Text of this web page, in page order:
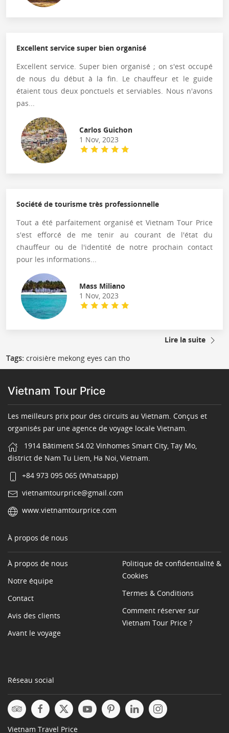
Excellent service super bien organisé
Excellent service. Super bien organisé ; on s'est occupé
de nous du début à la fin. Le chauffeur et le guide
étaient tous deux ponctuels et serviables. Nous n'avons
pas...
Carlos Guichon
1 Nov, 2023
Société de tourisme très professionnelle
Tout a été parfaitement organisé et Vietnam Tour Price
s'est efforcé de me tenir au courant de l'état du
chauffeur ou de l'identité de notre prochain contact
pour les informations...
Mass Miliano
1 Nov, 2023
Lire la suite
Tags: croisière mekong eyes can tho
Vietnam Tour Price
Les meilleurs prix pour des circuits au Vietnam. Conçus et
organisés par une agence de voyage locale Vietnam.
1914 Bâtiment S4.02 Vinhomes Smart City, Tay Mo,
district de Nam Tu Liem, Ha Noi, Vietnam.
+84 973 095 065 (Whatsapp)
vietnamtourprice@gmail.com
www.vietnamtourprice.com
À propos de nous
À propos de nous
Notre équipe
Contact
Avis des clients
Avant le voyage
Politique de confidentialité &
Cookies
Termes & Conditions
Comment réserver sur
Vietnam Tour Price ?
Réseau social
Vietnam Travel Price